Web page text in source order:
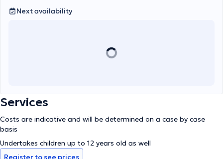
Next availability
Services
Costs are indicative and will be determined on a case by case
basis
Undertakes children up to 12 years old as well
Register to see prices